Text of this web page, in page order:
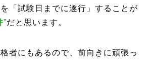
「試験日までに遂行」することが
”だと思います。
者にもあるので、前向きに頑張っ